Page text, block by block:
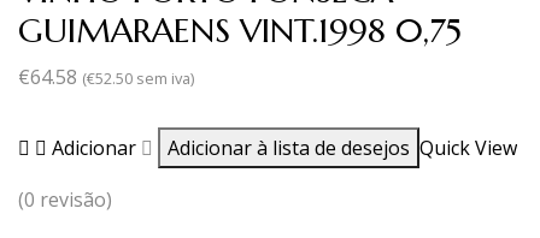
GUIMARAENS VINT.1998 0,75
€64.58 (€52.50 sem iva)
Adicionar Adicionar à lista de desejos Quick View
(0 revisão)